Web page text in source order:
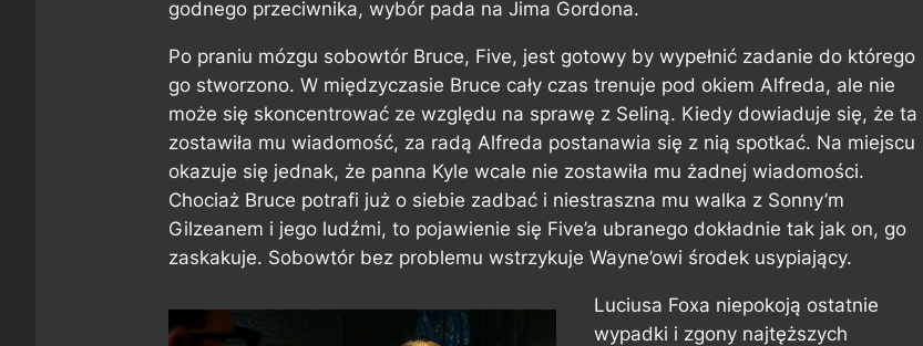
godnego przeciwnika, wybór pada na Jima Gordona.
Po praniu mózgu sobowtór Bruce, Five, jest gotowy by wypełnić zadanie do którego
go stworzono. W międzyczasie Bruce cały czas trenuje pod okiem Alfreda, ale nie
może się skoncentrować ze względu na sprawę z Seliną. Kiedy dowiaduje się, że ta
zostawiła mu wiadomość, za radą Alfreda postanawia się z nią spotkać. Na miejscu
okazuje się jednak, że panna Kyle wcale nie zostawiła mu żadnej wiadomości.
Chociaż Bruce potrafi już o siebie zadbać i niestraszna mu walka z Sonny’m
Gilzeanem i jego ludźmi, to pojawienie się Five’a ubranego dokładnie tak jak on, go
zaskakuje. Sobowtór bez problemu wstrzykuje Wayne’owi środek usypiający.
Luciusa Foxa niepokoją ostatnie
wypadki i zgony najtęższych